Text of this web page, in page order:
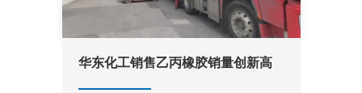
华东化工销售乙丙橡胶销量创新高